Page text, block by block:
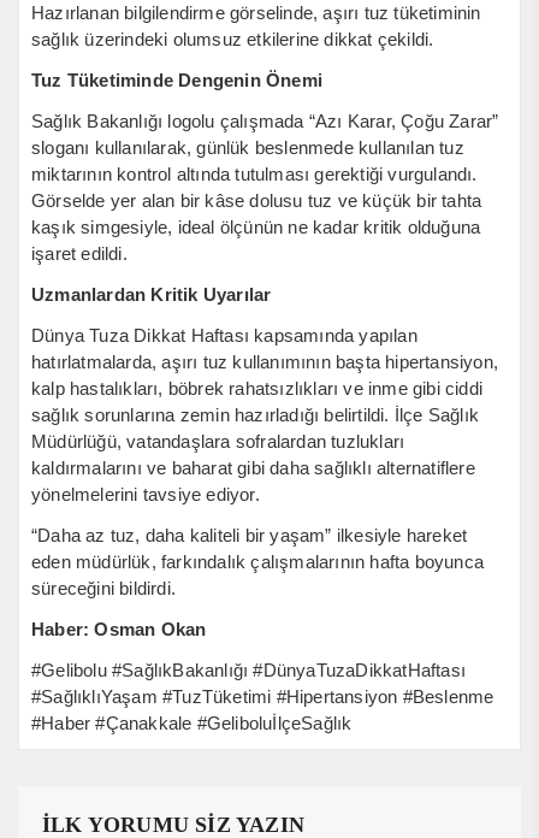
Hazırlanan bilgilendirme görselinde, aşırı tuz tüketiminin
sağlık üzerindeki olumsuz etkilerine dikkat çekildi.
Tuz Tüketiminde Dengenin Önemi
Sağlık Bakanlığı logolu çalışmada “Azı Karar, Çoğu Zarar”
sloganı kullanılarak, günlük beslenmede kullanılan tuz
miktarının kontrol altında tutulması gerektiği vurgulandı.
Görselde yer alan bir kâse dolusu tuz ve küçük bir tahta
kaşık simgesiyle, ideal ölçünün ne kadar kritik olduğuna
işaret edildi.
Uzmanlardan Kritik Uyarılar
Dünya Tuza Dikkat Haftası kapsamında yapılan
hatırlatmalarda, aşırı tuz kullanımının başta hipertansiyon,
kalp hastalıkları, böbrek rahatsızlıkları ve inme gibi ciddi
sağlık sorunlarına zemin hazırladığı belirtildi. İlçe Sağlık
Müdürlüğü, vatandaşlara sofralardan tuzlukları
kaldırmalarını ve baharat gibi daha sağlıklı alternatiflere
yönelmelerini tavsiye ediyor.
“Daha az tuz, daha kaliteli bir yaşam” ilkesiyle hareket
eden müdürlük, farkındalık çalışmalarının hafta boyunca
süreceğini bildirdi.
Haber: Osman Okan
#Gelibolu #SağlıkBakanlığı #DünyaTuzaDikkatHaftası
#SağlıklıYaşam #TuzTüketimi #Hipertansiyon #Beslenme
#Haber #Çanakkale #GeliboluİlçeSağlık
İLK YORUMU SİZ YAZIN